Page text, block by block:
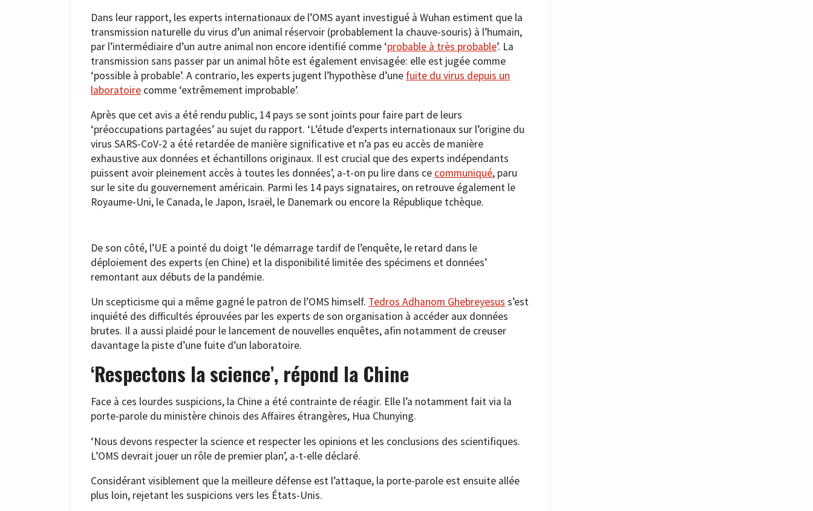
Dans leur rapport, les experts internationaux de l’OMS ayant investigué à Wuhan estiment que la
transmission naturelle du virus d’un animal réservoir (probablement la chauve-souris) à l’humain,
par l’intermédiaire d’un autre animal non encore identifié comme ‘probable à très probable’. La
transmission sans passer par un animal hôte est également envisagée: elle est jugée comme
‘possible à probable’. A contrario, les experts jugent l’hypothèse d’une fuite du virus depuis un
laboratoire comme ‘extrêmement improbable’.
Après que cet avis a été rendu public, 14 pays se sont joints pour faire part de leurs
‘préoccupations partagées’ au sujet du rapport. ‘L’étude d’experts internationaux sur l’origine du
virus SARS-CoV-2 a été retardée de manière significative et n’a pas eu accès de manière
exhaustive aux données et échantillons originaux. Il est crucial que des experts indépendants
puissent avoir pleinement accès à toutes les données’, a-t-on pu lire dans ce communiqué, paru
sur le site du gouvernement américain. Parmi les 14 pays signataires, on retrouve également le
Royaume-Uni, le Canada, le Japon, Israël, le Danemark ou encore la République tchèque.
De son côté, l’UE a pointé du doigt ‘le démarrage tardif de l’enquête, le retard dans le
déploiement des experts (en Chine) et la disponibilité limitée des spécimens et données’
remontant aux débuts de la pandémie.
Un scepticisme qui a même gagné le patron de l’OMS himself. Tedros Adhanom Ghebreyesus s’est
inquiété des difficultés éprouvées par les experts de son organisation à accéder aux données
brutes. Il a aussi plaidé pour le lancement de nouvelles enquêtes, afin notamment de creuser
davantage la piste d’une fuite d’un laboratoire.
‘Respectons la science’, répond la Chine
Face à ces lourdes suspicions, la Chine a été contrainte de réagir. Elle l’a notamment fait via la
porte-parole du ministère chinois des Affaires étrangères, Hua Chunying.
‘Nous devons respecter la science et respecter les opinions et les conclusions des scientifiques.
L’OMS devrait jouer un rôle de premier plan’, a-t-elle déclaré.
Considérant visiblement que la meilleure défense est l’attaque, la porte-parole est ensuite allée
plus loin, rejetant les suspicions vers les États-Unis.